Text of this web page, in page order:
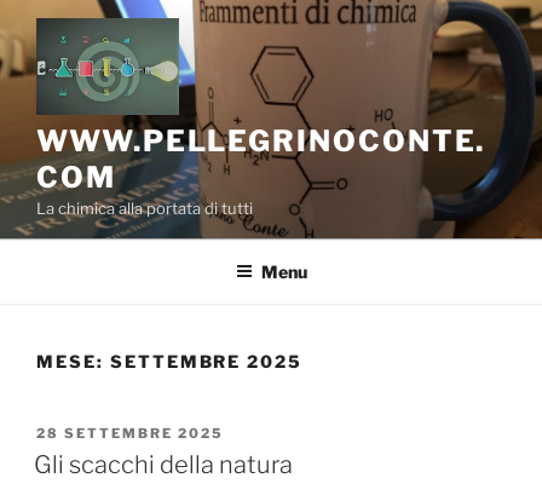
Salta
al
contenuto
WWW.PELLEGRINOCONTE.
COM
La chimica alla portata di tutti
Menu
MESE: SETTEMBRE 2025
PUBBLICATO
IL
28 SETTEMBRE 2025
Gli scacchi della natura